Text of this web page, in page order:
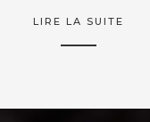
LIRE LA SUITE